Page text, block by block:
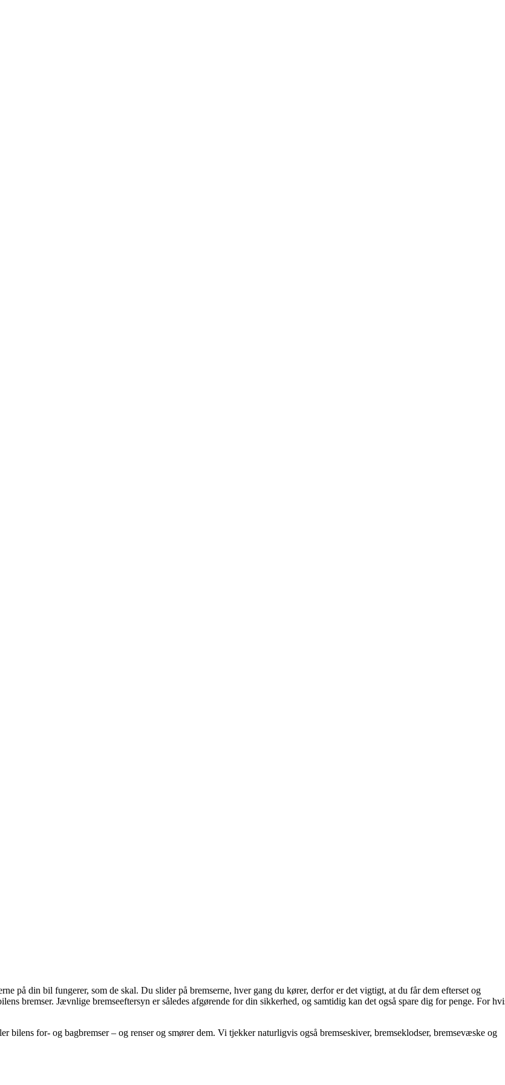
på din bil fungerer, som de skal. Du slider på bremserne, hver gang du kører, derfor er det vigtigt, at du får dem efterset og
bremser. Jævnlige bremseeftersyn er således afgørende for din sikkerhed, og samtidig kan det også spare dig for penge. For
for- og bagbremser – og renser og smører dem. Vi tjekker naturligvis også bremseskiver, bremseklodser, bremsevæske og